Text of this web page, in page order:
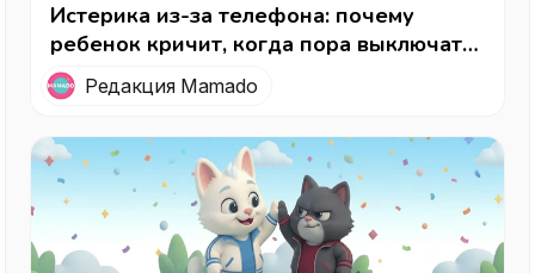
Истерика из-за телефона: почему
ребенок кричит, когда пора выключать
экран, и как правильно реагировать
Редакция Mamado